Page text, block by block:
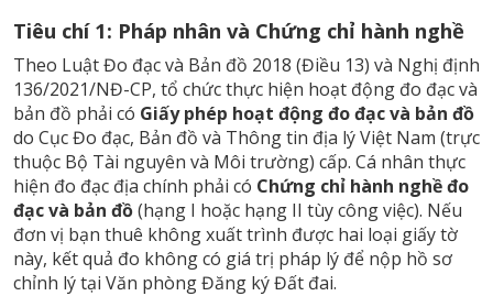
Tiêu chí 1: Pháp nhân và Chứng chỉ hành nghề
Theo Luật Đo đạc và Bản đồ 2018 (Điều 13) và Nghị định
136/2021/NĐ-CP, tổ chức thực hiện hoạt động đo đạc và
bản đồ phải có Giấy phép hoạt động đo đạc và bản đồ
do Cục Đo đạc, Bản đồ và Thông tin địa lý Việt Nam (trực
thuộc Bộ Tài nguyên và Môi trường) cấp. Cá nhân thực
hiện đo đạc địa chính phải có Chứng chỉ hành nghề đo
đạc và bản đồ(hạng I hoặc hạng II tùy công việc). Nếu
đơn vị bạn thuê không xuất trình được hai loại giấy tờ
này, kết quả đo không có giá trị pháp lý để nộp hồ sơ
chỉnh lý tại Văn phòng Đăng ký Đất đai.